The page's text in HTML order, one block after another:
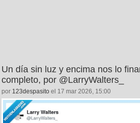
Un día sin luz y encima nos lo
completo, por @LarryWalters_
por 123despasito el 17 mar 2026, 15:00